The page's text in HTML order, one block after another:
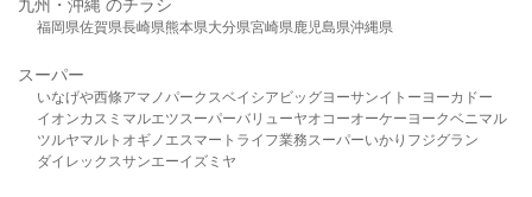
九州・沖縄 のチラシ
福岡県佐賀県長崎県熊本県大分県宮崎県鹿児島県沖縄県
スーパー
いなげや西條アマノパークスベイシア ビッグヨーサンイトーヨーカドー
イオンカスミ マルエツスーパーバリューヤオコーオーケー ヨークベニマル
ツルヤマルト オギノ エスマート ライフ業務スーパーいかり フジグラン
ダイレックスサンエーイズミヤ